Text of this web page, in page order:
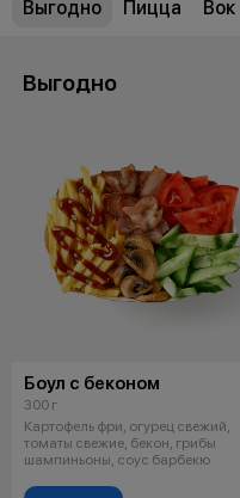
Выгодно Пицца Вок
Выгодно
Боул с беконом
300 г
Картофель фри, огурец свежий,
томаты свежие, бекон, грибы
шампиньоны, соус барбекю